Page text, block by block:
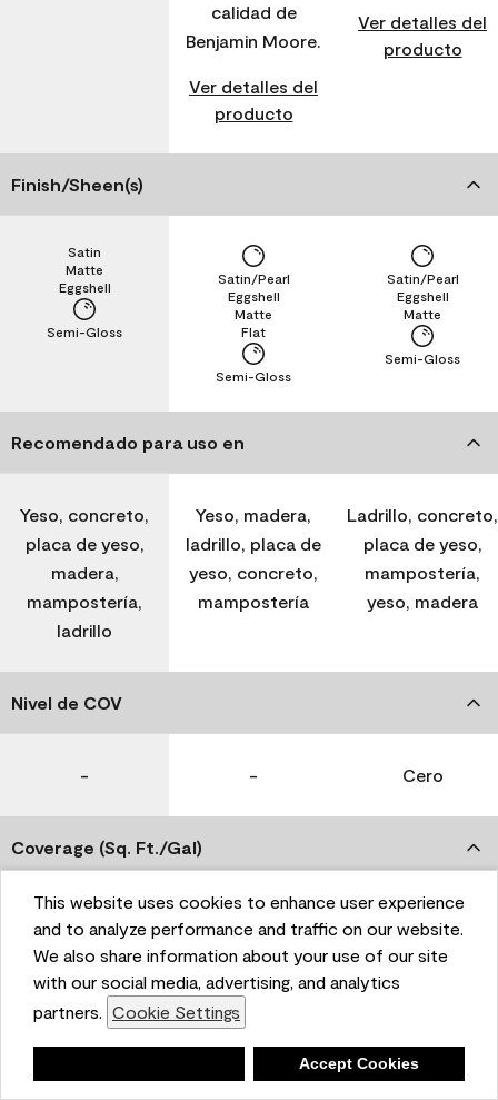
This website uses cookies to enhance user experience
and to analyze performance and traffic on our website.
We also share information about your use of our site
with our social media, advertising, and analytics
partners. Cookie Settings
Accept Cookies
calidad de
Benjamin Moore.
Ver detalles del
producto
Ver detalles del
producto
Finish/Sheen(s)
Semi-Gloss
Eggshell
Matte
Satin
Semi-Gloss
Flat
Matte
Eggshell
Satin/Pearl
Semi-Gloss
Matte
Eggshell
Satin/Pearl
Recomendado para uso en
Yeso, concreto,
placa de yeso,
madera,
mampostería,
ladrillo
Yeso, madera,
ladrillo, placa de
yeso, concreto,
mampostería
Ladrillo, concreto,
placa de yeso,
mampostería,
yeso, madera
Nivel de COV
- - Cero
Coverage (Sq. Ft./Gal)
350-400 400-450 400-450
Tiempo de secado
1 hora